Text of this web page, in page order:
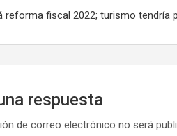
reforma fiscal 2022; turismo tendría
respuesta
de correo electrónico no será